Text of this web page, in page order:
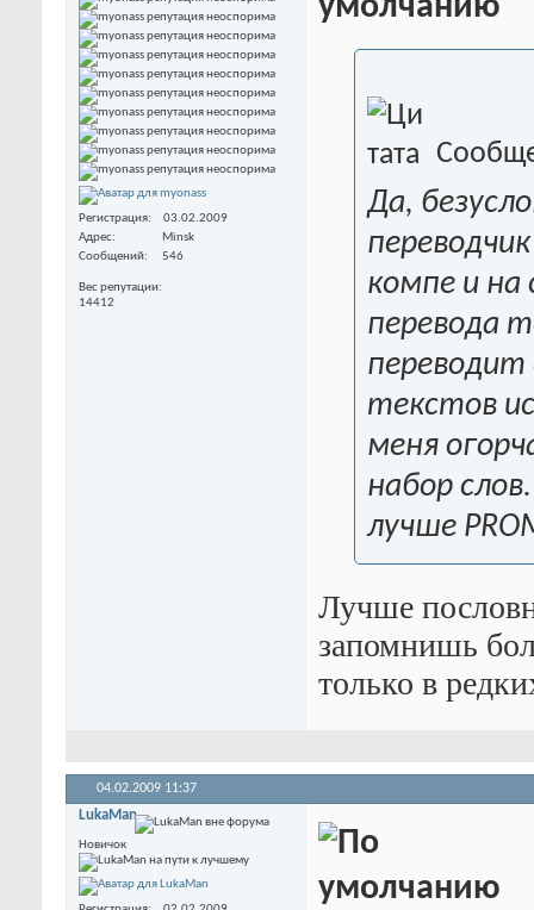
Регистрация
03.02.2009
Адрес
Minsk
Сообщений
546
Вес репутации
14412
Да,
компе и
перевода
переводит
текстов
меня
набор
лучше
Лучше
запомнишь
только в
04.02.2009 11:37
LukaMan
Новичок